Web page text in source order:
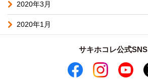
2020年3月
2020年1月
サキホコレ公式SNS